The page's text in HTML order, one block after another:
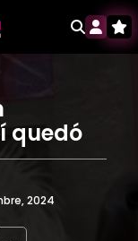
quedó
2024